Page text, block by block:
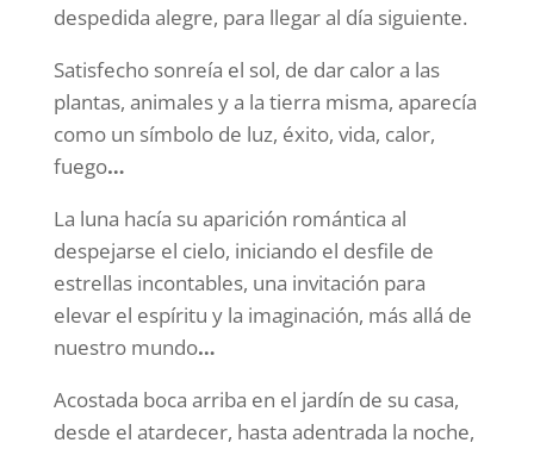
despedida alegre, para llegar al día siguiente.
Satisfecho sonreía el sol, de dar calor a las
plantas, animales y a la tierra misma, aparecía
como un símbolo de luz, éxito, vida, calor,
fuego…
La luna hacía su aparición romántica al
despejarse el cielo, iniciando el desfile de
estrellas incontables, una invitación para
elevar el espíritu y la imaginación, más allá de
nuestro mundo…
Acostada boca arriba en el jardín de su casa,
desde el atardecer, hasta adentrada la noche,